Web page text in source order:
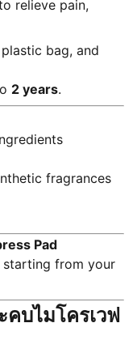
relieve pain,
bag, and
2 years.
fragrances
Pad
from your
คบไมโครเวฟ